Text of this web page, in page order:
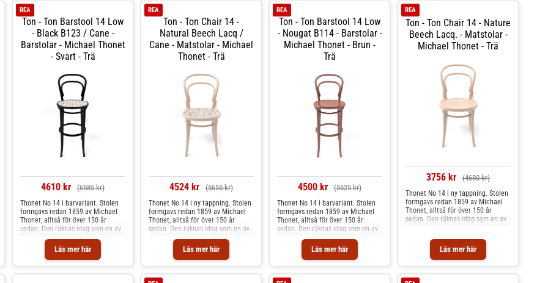
utföranden.
slitage betydligt bättre än blekt
rotting. Vissa färgschatteringar
kan förekomma.
förekomma.
förekomma.
Ton - Ton Barstool 14 Low
- Black B123 / Cane -
Barstolar - Michael Thonet
- Svart - Trä
REA
4610 kr (6585 kr)
Läs mer här
Thonet No 14 i barvariant. Stolen
formgavs redan 1859 av Michael
Thonet, alltså för över 150 år
sedan. Den räknas idag som en av
de verkliga klassikerna inom
möbelindustrin och har sålts i över
80 miljoner exemplar världen
över. Barstolen är tillverkad i
Ton - Ton Chair 14 -
Natural Beech Lacq /
Cane - Matstolar - Michael
Thonet - Trä
REA
4524 kr (5655 kr)
Läs mer här
Thonet No 14 i ny tappning. Stolen
formgavs redan 1859 av Michael
Thonet, alltså för över 150 år
sedan. Den räknas idag som en av
de verkliga klassikerna inom
möbelindustrin och har sålts i över
80 miljoner exemplar världen över.
Stolen är tillverkad i lackerad bok
oblekta rottingen är betydligt
Ton - Ton Barstool 14 Low
- Nougat B114 - Barstolar -
Michael Thonet - Brun -
Trä
REA
4500 kr (5625 kr)
Läs mer här
Thonet No 14 i barvariant. Stolen
formgavs redan 1859 av Michael
Thonet, alltså för över 150 år
sedan. Den räknas idag som en av
de verkliga klassikerna inom
möbelindustrin och har sålts i över
80 miljoner exemplar världen
över. Stolen är tillverkad i lackerad
utföranden.
Ton - Ton Chair 14 - Nature
Beech Lacq. - Matstolar -
Michael Thonet - Trä
REA
3756 kr (4680 kr)
Läs mer här
Thonet No 14 i ny tappning. Stolen
formgavs redan 1859 av Michael
Thonet, alltså för över 150 år
sedan. Den räknas idag som en av
80 miljoner exemplar världen över.
Stolen är tillverkad i lackerad bok
och finns i flera olika utföranden.